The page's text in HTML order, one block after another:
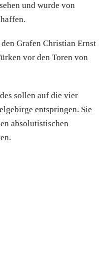
und wurde von
Grafen Christian Ernst
vor den Toren von
sollen auf die vier
entspringen. Sie
absolutistischen